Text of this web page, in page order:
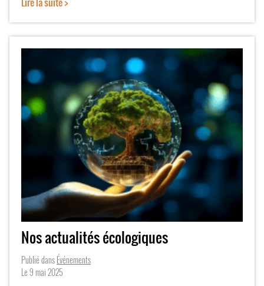
Nos actualités écologiques
Publié dansÉvénements
Le9 mai 2025